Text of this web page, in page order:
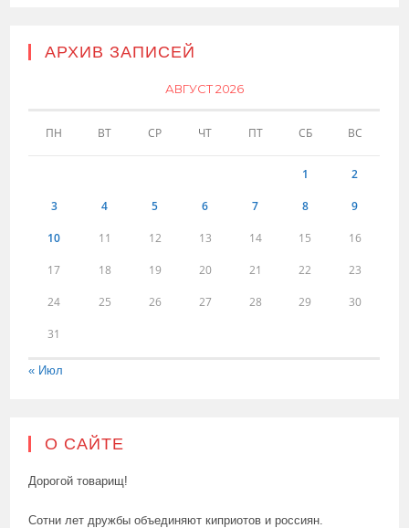
АРХИВ ЗАПИСЕЙ
АВГУСТ 2026
ПН ВТ СР ЧТ ПТ СБ ВС
1 2
3 4 5 6 7 8 9
10 11 12 13 14 15 16
17 18 19 20 21 22 23
24 25 26 27 28 29 30
31
« Июл
О САЙТЕ
Дорогой товарищ!
Сотни лет дружбы объединяют киприотов и россиян.